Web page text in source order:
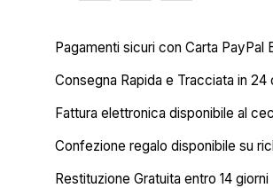
Pagamenti sicuri con Carta PayPal
Consegna Rapida e Tracciata in 24
Fattura elettronica disponibile al
Confezione regalo disponibile su
Restituzione Gratuita entro 14 giorni